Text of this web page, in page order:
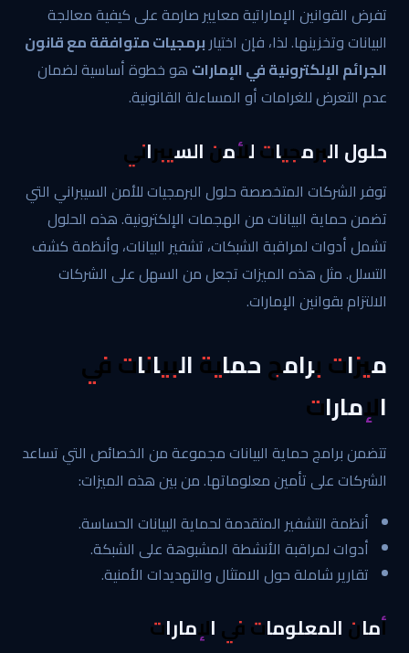
تفرض القوانين الإماراتية معايير صارمة على كيفية معالجة
البيانات وتخزينها. لذا، فإن اختياربرمجيات متوافقة مع قانون
الجرائم الإلكترونية في الإمارات هو خطوة أساسية لضمان
عدم التعرض للغرامات أو المساءلة القانونية.
حلول البرمجيات للأمن السيبراني
توفر الشركات المتخصصة حلول البرمجيات للأمن السيبراني التي
تضمن حماية البيانات من الهجمات الإلكترونية. هذه الحلول
تشمل أدوات لمراقبة الشبكات، تشفير البيانات، وأنظمة كشف
التسلل. مثل هذه الميزات تجعل من السهل على الشركات
الالتزام بقوانين الإمارات.
ميزات برامج حماية البيانات في
الإمارات
تتضمن برامج حماية البيانات مجموعة من الخصائص التي تساعد
الشركات على تأمين معلوماتها. من بين هذه الميزات:
أنظمة التشفير المتقدمة لحماية البيانات الحساسة.
أدوات لمراقبة الأنشطة المشبوهة على الشبكة.
تقارير شاملة حول الامتثال والتهديدات الأمنية.
أمان المعلومات في الإمارات